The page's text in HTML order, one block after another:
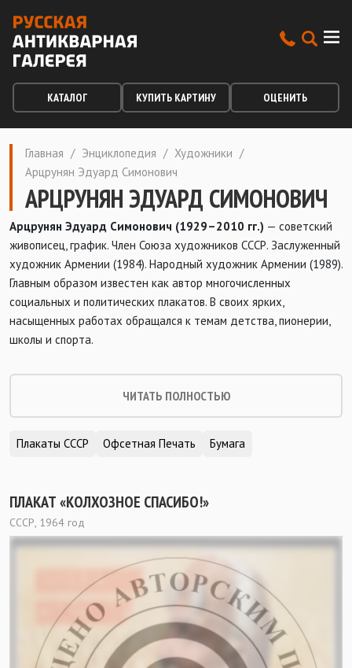
КАТАЛОГ КУПИТЬ КАРТИНУ ОЦЕНИТЬ
Главная / Энциклопедия / Художники /
Арцрунян Эдуард Симонович
АРЦРУНЯН ЭДУАРД СИМОНОВИЧ
Арцрунян Эдуард Симонович (1929–2010 гг.) — советский
живописец, график. Член Союза художников СССР. Заслуженный
художник Армении (1984). Народный художник Армении (1989).
Главным образом известен как автор многочисленных
социальных и политических плакатов. В своих ярких,
насыщенных работах обращался к темам детства, пионерии,
школы и спорта.
ЧИТАТЬ ПОЛНОСТЬЮ
Плакаты СССР Офсетная Печать Бумага
ПЛАКАТ «КОЛХОЗНОЕ СПАСИБО!»
СССР, 1964 год